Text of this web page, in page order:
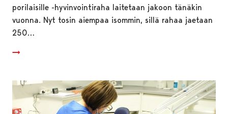
porilaisille -hyvinvointiraha laitetaan jakoon tänäkin
vuonna. Nyt tosin aiempaa isommin, sillä rahaa jaetaan
250…